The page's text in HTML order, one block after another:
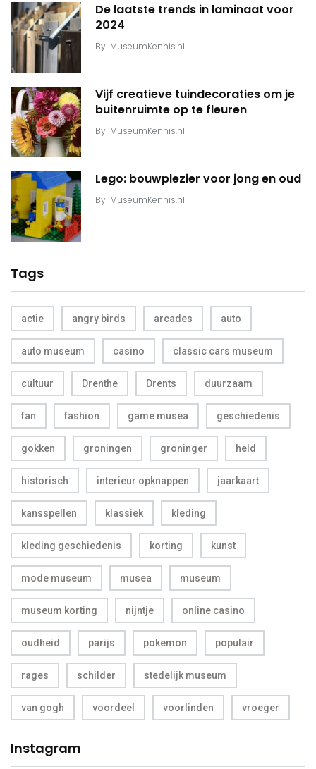
De laatste trends in laminaat voor
2024
By MuseumKennis.nl
Vijf creatieve tuindecoraties om je
buitenruimte op te fleuren
By MuseumKennis.nl
Lego: bouwplezier voor jong en oud
By MuseumKennis.nl
Tags
actie angry birds arcades auto
auto museum casino classic cars museum
cultuur Drenthe Drents duurzaam
fan fashion game musea geschiedenis
gokken groningen groninger held
historisch interieur opknappen jaarkaart
kansspellen klassiek kleding
kleding geschiedenis korting kunst
mode museum musea museum
museum korting nijntje online casino
oudheid parijs pokemon populair
rages schilder stedelijk museum
van gogh voordeel voorlinden vroeger
Instagram